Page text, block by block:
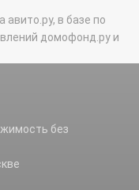
авито.ру, в базе по
домофонд.ру и
без